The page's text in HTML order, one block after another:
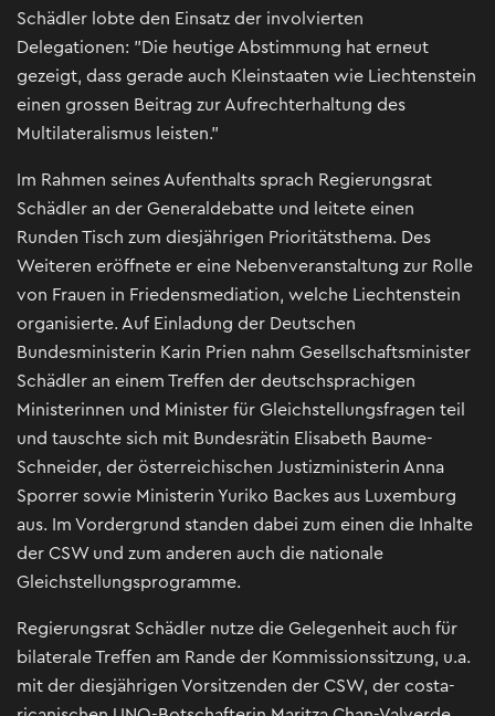
Schädler lobte den Einsatz der involvierten
Delegationen: "Die heutige Abstimmung hat erneut
gezeigt, dass gerade auch Kleinstaaten wie Liechtenstein
einen grossen Beitrag zur Aufrechterhaltung des
Multilateralismus leisten."
Im Rahmen seines Aufenthalts sprach Regierungsrat
Schädler an der Generaldebatte und leitete einen
Runden Tisch zum diesjährigen Prioritätsthema. Des
Weiteren eröffnete er eine Nebenveranstaltung zur Rolle
von Frauen in Friedensmediation, welche Liechtenstein
organisierte. Auf Einladung der Deutschen
Bundesministerin Karin Prien nahm Gesellschaftsminister
Schädler an einem Treffen der deutschsprachigen
Ministerinnen und Minister für Gleichstellungsfragen teil
und tauschte sich mit Bundesrätin Elisabeth Baume-
Schneider, der österreichischen Justizministerin Anna
Sporrer sowie Ministerin Yuriko Backes aus Luxemburg
aus. Im Vordergrund standen dabei zum einen die Inhalte
der CSW und zum anderen auch die nationale
Gleichstellungsprogramme.
Regierungsrat Schädler nutze die Gelegenheit auch für
bilaterale Treffen am Rande der Kommissionssitzung, u.a.
mit der diesjährigen Vorsitzenden der CSW, der costa-